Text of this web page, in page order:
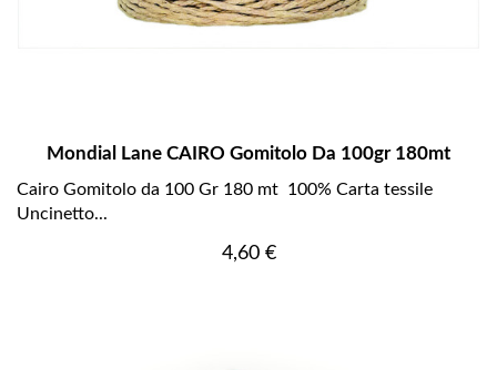
Mondial Lane CAIRO Gomitolo Da 100gr 180mt
Cairo Gomitolo da 100 Gr 180 mt 100% Carta tessile
Uncinetto...
Prezzo
4,60 €